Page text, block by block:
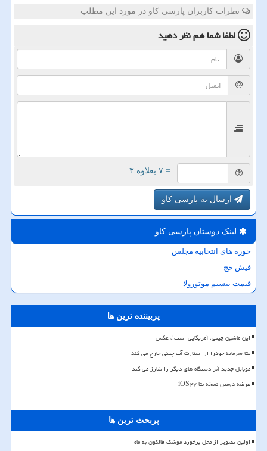
نظرات کاربران پارسی کاو در مورد این مطلب
لطفا شما همنظر دهید
= ۷ بعلاوه ۳
ارسال به پارسی کاو
لینک دوستان پارسی كاو
حوزه های انتخابیه مجلس
فیش حج
قیمت بیسیم موتورولا
پربیننده ترین ها
این ماشین چینی، آمریکایی است!، عکس
متا سرمایه خودرا از استارت آپ چینی خارج می کند
موبایل جدید آنر دستگاه های دیگر را شارژ می کند
عرضه دومین نسخه بتا iOS۲۷
پربحث ترین ها
اولین تصویر از محل برخورد موشک فالکون به ماه